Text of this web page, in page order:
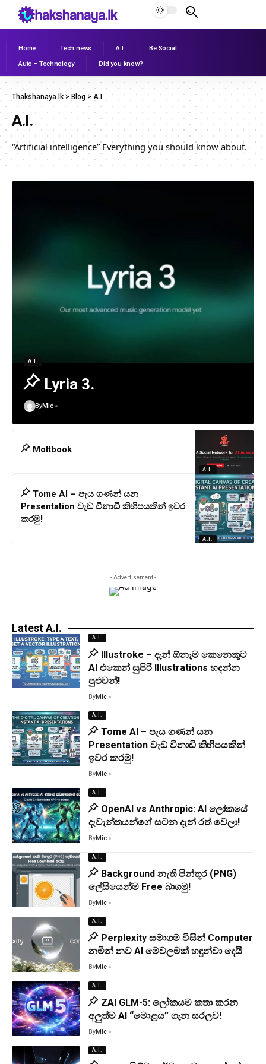
Home Tech news A.I.
Be Social
Auto – Technology
Did you know?
Thakshanaya.lk> Blog > A.I.
A.I.
“Artificial intelligence” Everything you should know about.
A.I.
Lyria 3.
ByMic
A.I.
Moltbook
A.I.
Tome AI – පැය ගණන් යන
Presentation වැඩ විනාඩි කිහිපයකින් ඉවර
කරමු!
- Advertisement -
Latest A.I.
A.I.
Illustroke – දැන් ඕනෑම කෙනෙකුට
AI එකෙන් සුපිරි Illustrations හදන්න
පුළුවන්!
ByMic
A.I.
Tome AI – පැය ගණන් යන
Presentation වැඩ විනාඩි කිහිපයකින්
ඉවර කරමු!
ByMic
A.I.
OpenAI vs Anthropic: AI ලෝකයේ
දැවැන්තයන්ගේ සටන දැන් රත් වෙලා!
ByMic
A.I.
Background නැති පින්තූර (PNG)
ලේසියෙන්ම Free බාගමු!
ByMic
A.I.
Perplexity සමාගම විසින් Computer
නමින් නව AI මෙවලමක් හඳුන්වා දෙයි
ByMic
A.I.
ZAI GLM-5: ලෝකයම කතා කරන
අලුත්ම AI “මොළය” ගැන සරලව!
ByMic
A.I.